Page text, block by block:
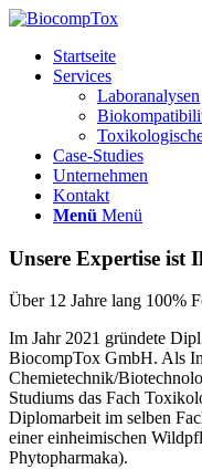
Startseite
Services
Laboranalysen
Case-Studies
Unternehmen
Kontakt
Menü Menü
Unsere Expertise ist
Über 12 Jahre lang 100%
Im Jahr 2021 gründete
BiocompTox GmbH. Als
Chemietechnik/
Studiums das Fach
Diplomarbeit im selben
einer einheimischen
Phytopharmaka).